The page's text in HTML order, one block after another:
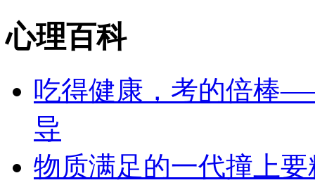
心理百科
吃得健康，考的倍棒
导
物质满足的一代撞上